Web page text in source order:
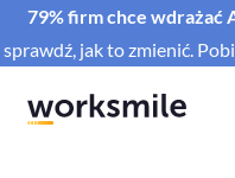
79% firm chce wdrażać
sprawdź, jak to zmienić.